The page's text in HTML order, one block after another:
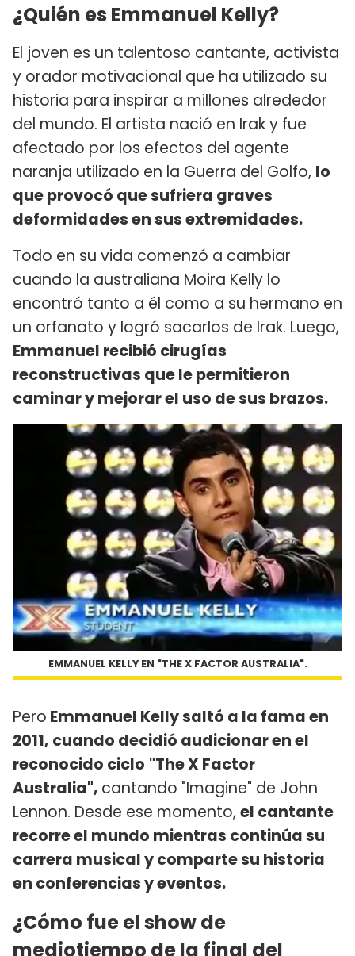
¿Quién es Emmanuel Kelly?
El joven es un talentoso cantante, activista
y orador motivacional que ha utilizado su
historia para inspirar a millones alrededor
del mundo. El artista nació en Irak y fue
afectado por los efectos del agente
naranja utilizado en la Guerra del Golfo, lo
que provocó que sufriera graves
deformidades en sus extremidades.
Todo en su vida comenzó a cambiar
cuando la australiana Moira Kelly lo
encontró tanto a él como a su hermano en
un orfanato y logró sacarlos de Irak. Luego,
Emmanuel recibió cirugías
reconstructivas que le permitieron
caminar y mejorar el uso de sus brazos.
EMMANUEL KELLY EN "THE X FACTOR AUSTRALIA".
Pero Emmanuel Kelly saltó a la fama en
2011, cuando decidió audicionar en el
reconocido ciclo "The X Factor
Australia", cantando "Imagine" de John
Lennon. Desde ese momento, el cantante
recorre el mundo mientras continúa su
carrera musical y comparte su historia
en conferencias y eventos.
¿Cómo fue el show de
mediotiempo de la final del